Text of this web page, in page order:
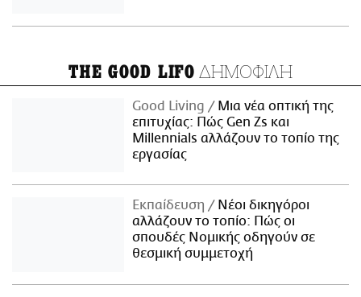
THE GOOD LIFO ΔΗΜΟΦΙΛΗ
Good Living
Μια νέα οπτική της
επιτυχίας: Πώς Gen Zs και
Millennials αλλάζουν το τοπίο της
εργασίας
Εκπαίδευση
Νέοι δικηγόροι
αλλάζουν το τοπίο: Πώς οι
σπουδές Νομικής οδηγούν σε
θεσμική συμμετοχή